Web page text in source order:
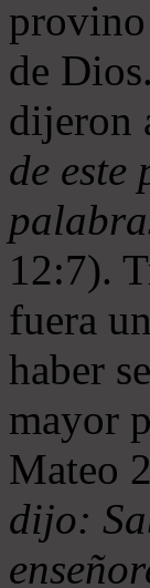
de
dijeron
de este
12:7).
fuera
haber
mayor
Mateo
dijo: